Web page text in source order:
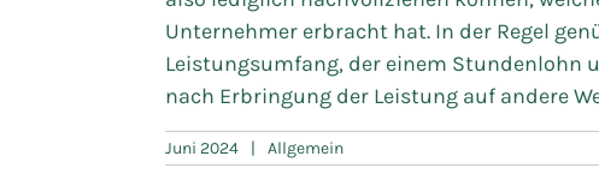
Unternehmer erbracht hat. In der Regel
Leistungsumfang, der einem Stundenlohn
nach Erbringung der Leistung auf andere
Juni 2024 | Allgemein